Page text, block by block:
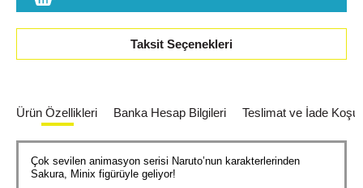
Taksit Seçenekleri
Ürün Özellikleri Banka Hesap Bilgileri Teslimat ve İade
Çok sevilen animasyon serisi Naruto’nun karakterlerinden
Sakura, Minix figürüyle geliyor!